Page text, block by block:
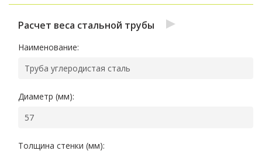
Расчет веса стальной трубы
Наименование:
Диаметр (мм):
Толщина стенки (мм):